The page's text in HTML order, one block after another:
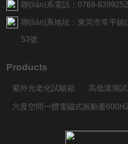
聯(lián)系電話：0769-
聯(lián)系地址：東莞市常平鎮
53號
Products
紫外光老化試驗箱 高低溫測
六度空間一體電磁式振動臺